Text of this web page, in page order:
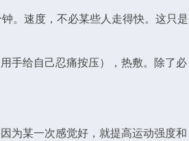
。速度，不必某些人走得快。这只是
手给自己忍痛按压），热敷。除了必
为某一次感觉好，就提高运动强度和